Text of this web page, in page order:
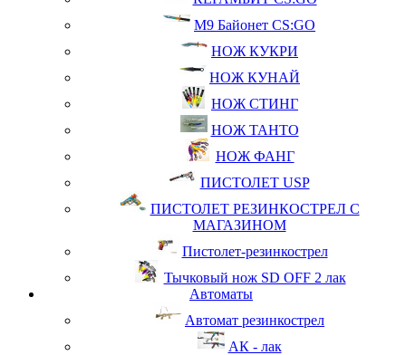
М9 Байонет CS:GO
НОЖ КУКРИ
НОЖ КУНАЙ
НОЖ СТИНГ
НОЖ ТАНТО
НОЖ ФАНГ
ПИСТОЛЕТ USP
ПИСТОЛЕТ РЕЗИНКОСТРЕЛ С
МАГАЗИНОМ
Пистолет-резинкострел
Тычковый нож SD OFF 2 лак
Автоматы
Автомат резинкострел
АК - лак